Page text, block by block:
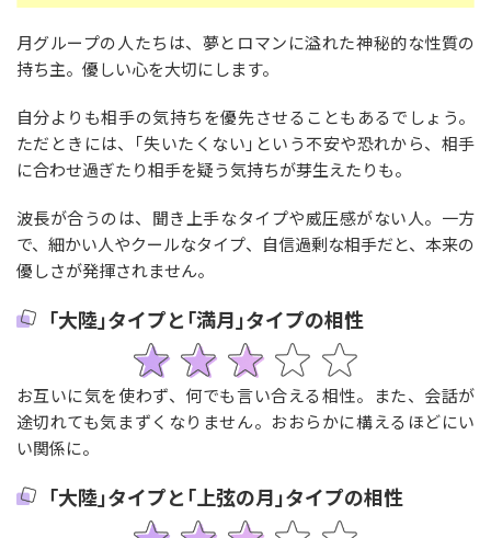
月グループの人たちは、夢とロマンに溢れた神秘的な性質の
持ち主。優しい心を大切にします。
自分よりも相手の気持ちを優先させることもあるでしょう。
ただときには、｢失いたくない｣という不安や恐れから、相手
に合わせ過ぎたり相手を疑う気持ちが芽生えたりも。
波長が合うのは、聞き上手なタイプや威圧感がない人。一方
で、細かい人やクールなタイプ、自信過剰な相手だと、本来の
優しさが発揮されません。
｢大陸｣タイプと｢満月｣タイプの相性
お互いに気を使わず、何でも言い合える相性。また、会話が
途切れても気まずくなりません。おおらかに構えるほどにい
い関係に。
｢大陸｣タイプと｢上弦の月｣タイプの相性